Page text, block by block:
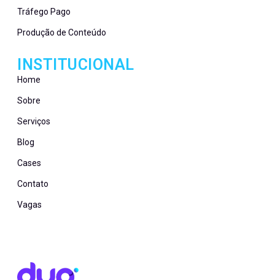
Tráfego Pago
Produção de Conteúdo
INSTITUCIONAL
Home
Sobre
Serviços
Blog
Cases
Contato
Vagas